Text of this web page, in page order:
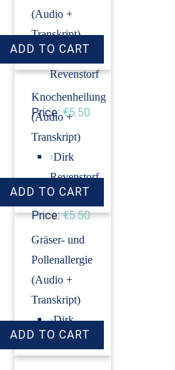
(Audio +
Transkript)
›Dirk
Revenstorf
Price: €5.50
Knochenheilung
(Audio +
Transkript)
›Dirk
Revenstorf
Price: €5.50
Gräser- und
Pollenallergie
(Audio +
Transkript)
›Dirk
Revenstorf